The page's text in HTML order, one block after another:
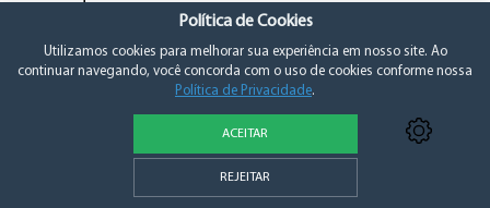
Política de Privacidade e Consentimento
Política de Cookies
Utilizamos cookies para melhorar sua experiência em nosso site. Ao
continuar navegando, você concorda com o uso de cookies conforme nossa
Política de Privacidade.
ACEITAR
REJEITAR